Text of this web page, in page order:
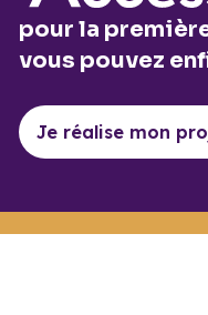
pour la
vous pouvez
Je réalise mon